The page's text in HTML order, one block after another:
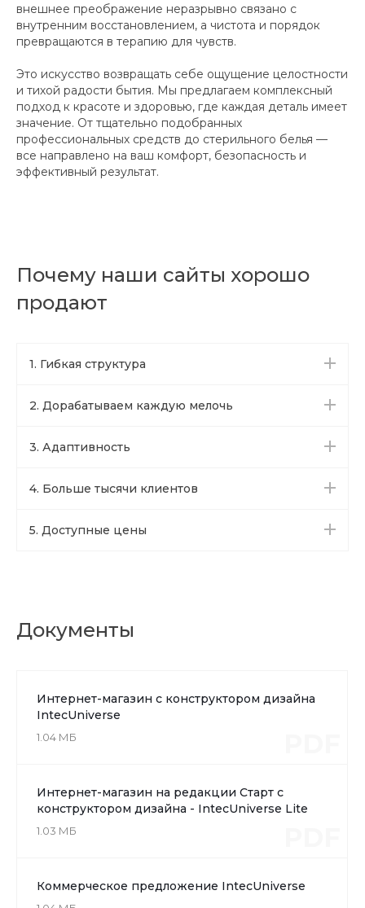
внешнее преображение неразрывно связано с
внутренним восстановлением, а чистота и порядок
превращаются в терапию для чувств.
Это искусство возвращать себе ощущение целостности
и тихой радости бытия. Мы предлагаем комплексный
подход к красоте и здоровью, где каждая деталь имеет
значение. От тщательно подобранных
профессиональных средств до стерильного белья —
все направлено на ваш комфорт, безопасность и
эффективный результат.
Почему наши сайты хорошо
продают
1. Гибкая структура
2. Дорабатываем каждую мелочь
3. Адаптивность
4. Больше тысячи клиентов
5. Доступные цены
Документы
Интернет-магазин с конструктором дизайна
IntecUniverse
1.04 МБ
Интернет-магазин на редакции Старт с
конструктором дизайна - IntecUniverse Lite
1.03 МБ
Коммерческое предложение IntecUniverse